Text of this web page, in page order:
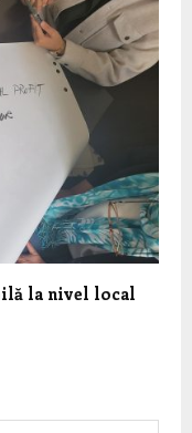
la nivel local